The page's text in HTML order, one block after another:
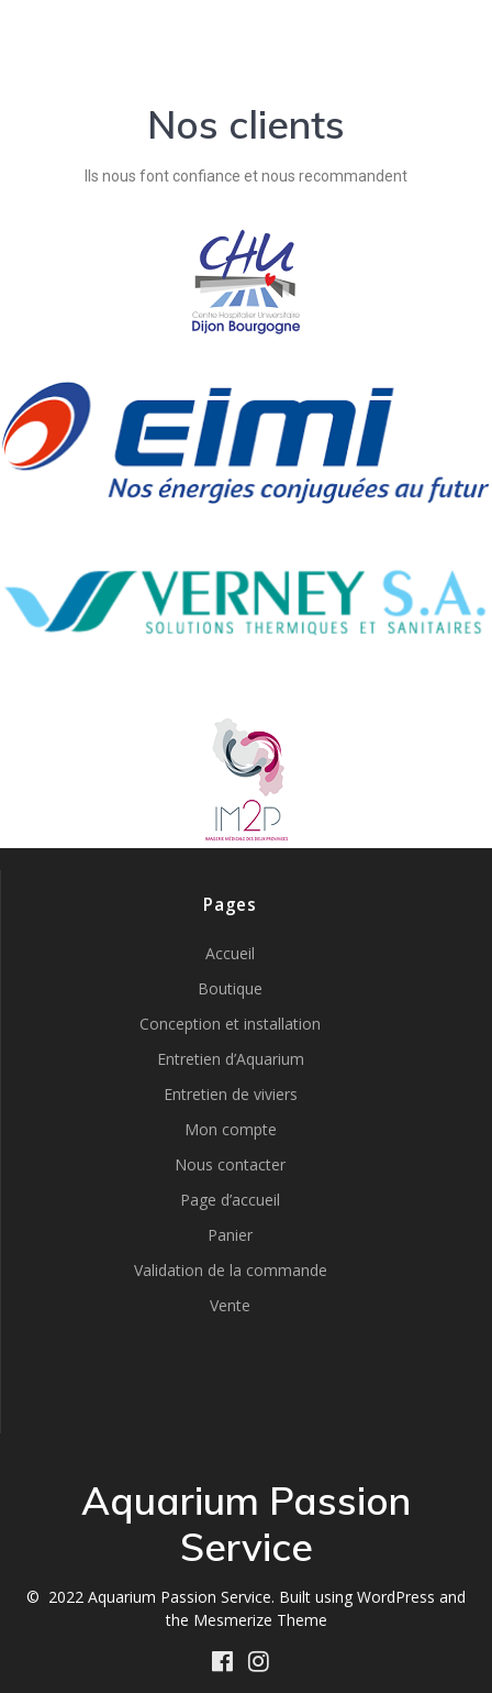
Nos clients
Ils nous font confiance et nous recommandent
Pages
Accueil
Boutique
Conception et installation
Entretien d’Aquarium
Entretien de viviers
Mon compte
Nous contacter
Page d’accueil
Panier
Validation de la commande
Vente
Aquarium Passion
Service
© 2022 Aquarium Passion Service. Built using WordPress and
the Mesmerize Theme